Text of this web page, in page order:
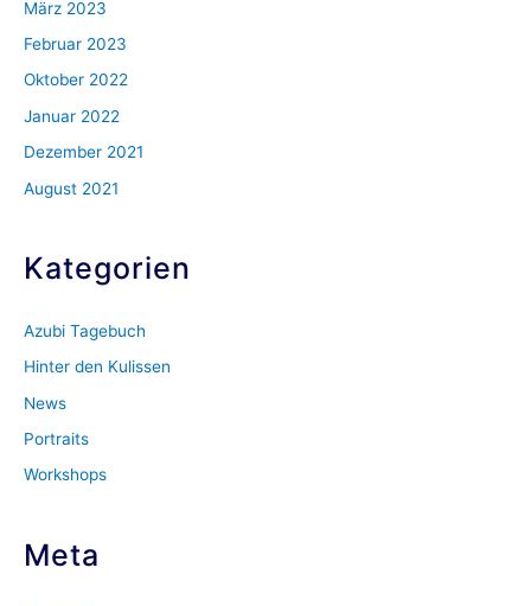
März 2023
Februar 2023
Oktober 2022
Januar 2022
Dezember 2021
August 2021
Kategorien
Azubi Tagebuch
Hinter den Kulissen
News
Portraits
Workshops
Meta